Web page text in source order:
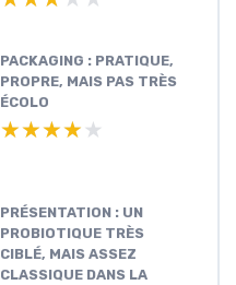
PACKAGING : PRATIQUE,
PROPRE, MAIS PAS TRÈS
ÉCOLO
★★★★★
★★★★★
PRÉSENTATION : UN
PROBIOTIQUE TRÈS
CIBLÉ, MAIS ASSEZ
CLASSIQUE DANS LA